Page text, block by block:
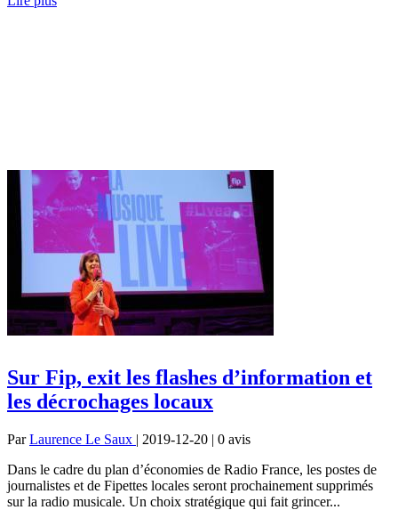
Sur Fip, exit les flashes d’information et
les décrochages locaux
ParLaurence Le Saux | 2019-12-20 | 0 avis
Dans le cadre du plan d’économies de Radio France, les postes de
journalistes et de Fipettes locales seront prochainement supprimés
sur la radio musicale. Un choix stratégique qui fait grincer...